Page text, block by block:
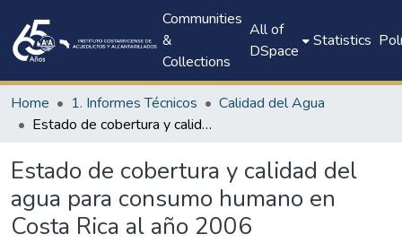
Communities
&
Collections
All of
DSpace
Statistics
Home 1. Informes Técnicos
Calidad del Agua
Estado de cobertura y calidad del agua para consumo humano en Costa Rica al año 2006
Estado de cobertura y calidad del
agua para consumo humano en
Costa Rica al año 2006